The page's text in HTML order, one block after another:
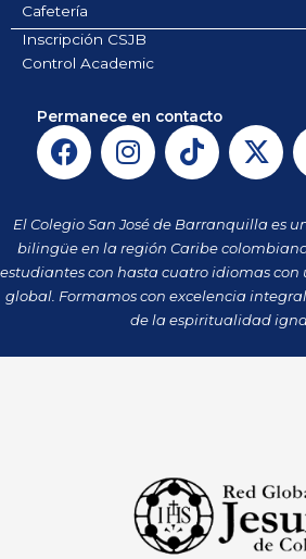
Cafetería
Inscripción CSJB
Control Academic
Permanece en contacto
F
a
e
b
o
o
I
n
t
a
g
r
a
m
T
i
t
o
k
X
-
w
i
t
t
e
r
El Colegio San José de Barranquilla es
bilingüe en la región Caribe
estudiantes con hasta cuatro idiomas
global. Formamos con excelencia
de la espiritualidad